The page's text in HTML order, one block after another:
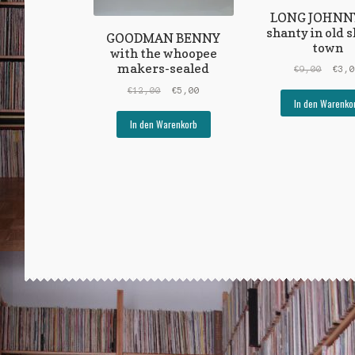
GOODMAN BENNY
with the whoopee
makers-sealed
€12,00
Ursprünglicher
war:
€5,00
€5,00.
In den Warenkorb
LONG
shanty in old
town
€9,00
war:
€
In den